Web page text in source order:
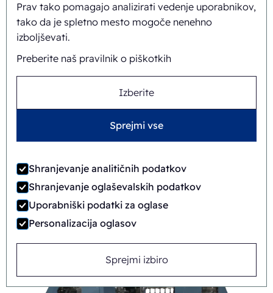
Prav tako pomagajo analizirati vedenje uporabnikov,
tako da je spletno mesto mogoče nenehno
izboljševati.
Preberite naš pravilnik o piškotkih
Izberite
Sprejmi vse
Shranjevanje analitičnih podatkov
Shranjevanje oglaševalskih podatkov
Uporabniški podatki za oglase
Personalizacija oglasov
Sprejmi izbiro
FAB8-1418-APB
Samodejno Rotary